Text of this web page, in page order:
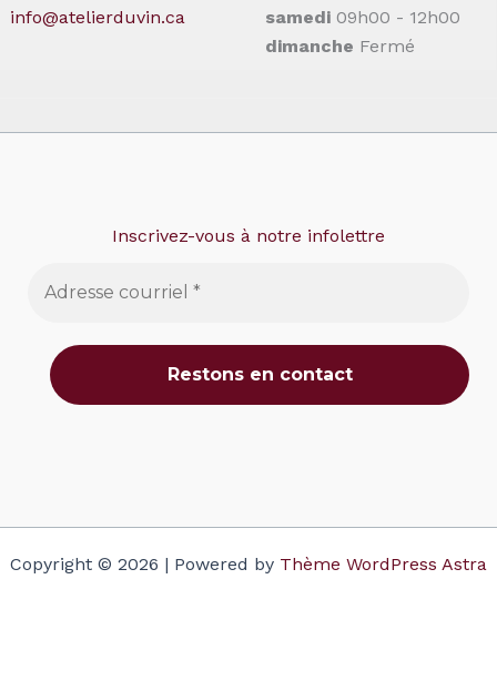
info@atelierduvin.ca
samedi 09h00 - 12h00
dimanche Fermé
Inscrivez-vous à notre infolettre
Copyright © 2026 | Powered by Thème WordPress Astra